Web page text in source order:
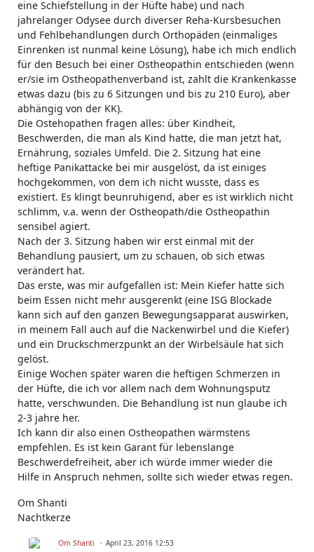
eine Schiefstellung in der Hüfte habe) und nach
jahrelanger Odysee durch diverser Reha-Kursbesuchen
und Fehlbehandlungen durch Orthopäden (einmaliges
Einrenken ist nunmal keine Lösung), habe ich mich endlich
für den Besuch bei einer Ostheopathin entschieden (wenn
er/sie im Ostheopathenverband ist, zahlt die Krankenkasse
etwas dazu (bis zu 6 Sitzungen und bis zu 210 Euro), aber
abhängig von der KK).
Die Ostehopathen fragen alles: über Kindheit,
Beschwerden, die man als Kind hatte, die man jetzt hat,
Ernährung, soziales Umfeld. Die 2. Sitzung hat eine
heftige Panikattacke bei mir ausgelöst, da ist einiges
hochgekommen, von dem ich nicht wusste, dass es
existiert. Es klingt beunruhigend, aber es ist wirklich nicht
schlimm, v.a. wenn der Ostheopath/die Ostheopathin
sensibel agiert.
Nach der 3. Sitzung haben wir erst einmal mit der
Behandlung pausiert, um zu schauen, ob sich etwas
verändert hat.
Das erste, was mir aufgefallen ist: Mein Kiefer hatte sich
beim Essen nicht mehr ausgerenkt (eine ISG Blockade
kann sich auf den ganzen Bewegungsapparat auswirken,
in meinem Fall auch auf die Nackenwirbel und die Kiefer)
und ein Druckschmerzpunkt an der Wirbelsäule hat sich
gelöst.
Einige Wochen später waren die heftigen Schmerzen in
der Hüfte, die ich vor allem nach dem Wohnungsputz
hatte, verschwunden. Die Behandlung ist nun glaube ich
2-3 jahre her.
Ich kann dir also einen Ostheopathen wärmstens
empfehlen. Es ist kein Garant für lebenslange
Beschwerdefreiheit, aber ich würde immer wieder die
Hilfe in Anspruch nehmen, sollte sich wieder etwas regen.
Om Shanti
Nachtkerze
Om Shanti April 23, 2016 12:53